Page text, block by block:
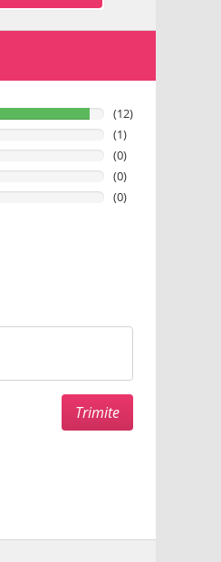
(12)
(1)
(0)
(0)
(0)